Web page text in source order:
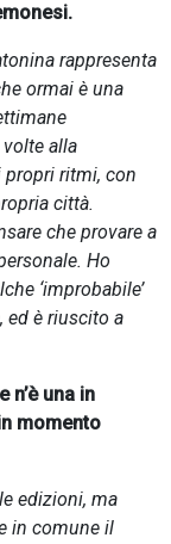
rappresenta
ormai è una
alla
propri ritmi, con
città.
che provare a
Ho
‘improbabile’
ed è riuscito a
n’è una in
momento
edizioni, ma
in comune il